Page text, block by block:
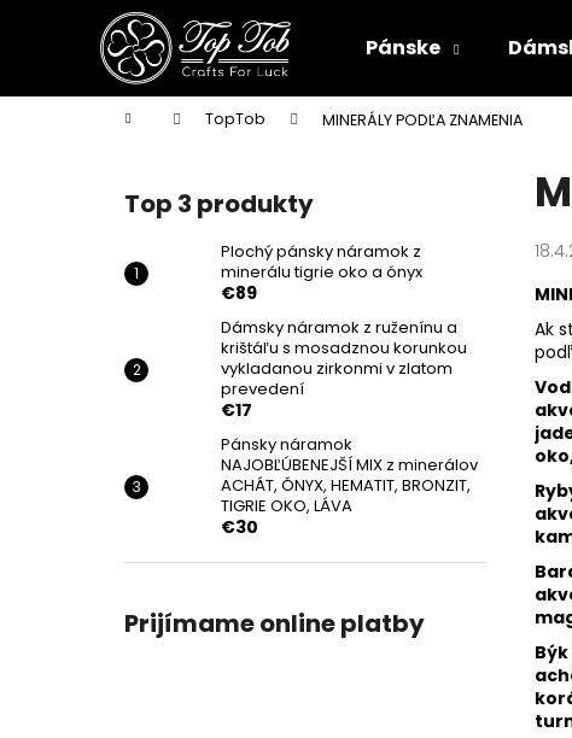
Pánske
Domov TopTob MINERÁLY PODĽA ZNAMENIA
Top 3 produkty
Plochý pánsky náramok z
minerálu tigrie oko a ónyx
€89
Dámsky náramok z ruženínu a
krištáľu s mosadznou korunkou
vykladanou zirkonmi v zlatom
prevedení
€17
Pánsky náramok
NAJOBĽÚBENEJŠÍ MIX z minerálov
ACHÁT, ÓNYX, HEMATIT, BRONZIT,
TIGRIE OKO, LÁVA
€30
Prijímame online platby
Ak
Býk
í
Späť
do
Späť
do
PLOCHÝ PÁNSKY NÁRAMOK Z MINERÁLU
TIGRIE OKO A ÓNYX
€17